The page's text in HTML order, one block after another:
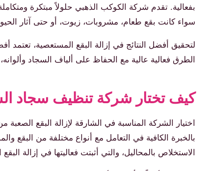
بفعالية. تقدم شركة الكوكب الذهبي حلولاً مبتكرة
سواء كانت بقع طعام، مشروبات، زيوت، أو حتى آثار
لتحقيق أفضل النتائج في إزالة البقع المستعصية، تعتمد
الطرق فعالية عالية مع الحفاظ على ألياف السجاد
كيف تختار شركة تنظيف سجاد
اختيار الشركة المناسبة في الشارقة لإزالة البقع
بالخبرة الكافية في التعامل مع أنواع مختلفة من البقع
الاستخلاص بالمحاليل، والتي أثبتت فعاليتها في إزالة